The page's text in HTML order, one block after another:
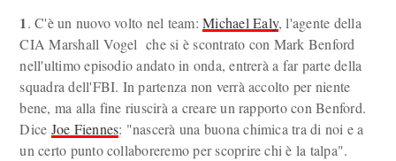
1. C'è un nuovo volto nel team:Michael Ealy, l'agente della
CIA Marshall Vogel che si è scontrato con Mark Benford
nell'ultimo episodio andato in onda, entrerà a far parte della
squadra dell'FBI. In partenza non verrà accolto per niente
bene, ma alla fine riuscirà a creare un rapporto con Benford.
Dice Joe Fiennes: "nascerà una buona chimica tra di noi e a
un certo punto collaboreremo per scoprire chi è la talpa".